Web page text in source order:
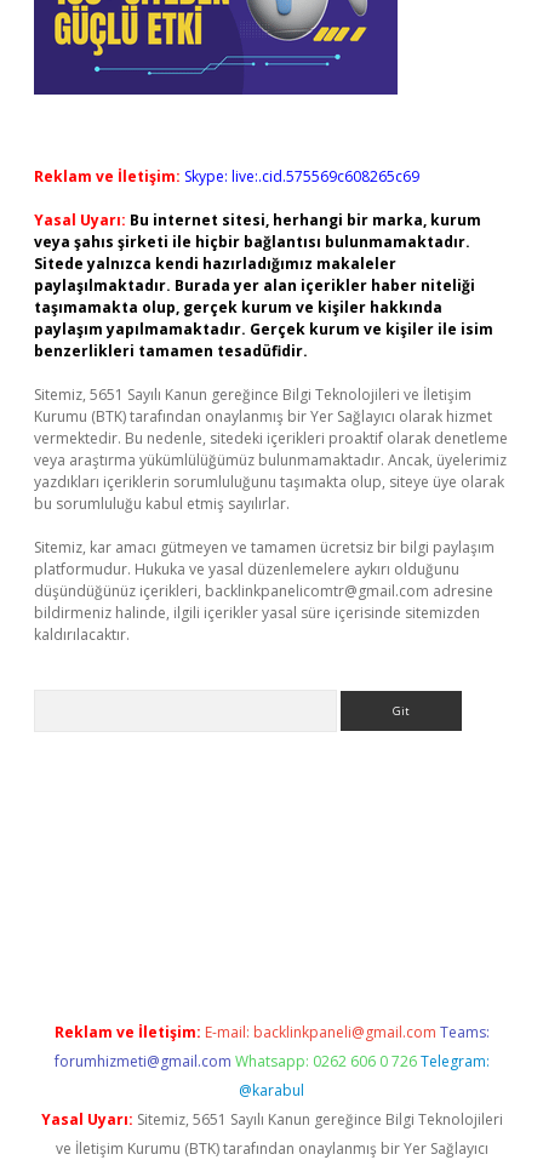
Reklam ve İletişim: Skype: live:.cid.575569c608265c69
Yasal Uyarı: Bu internet sitesi, herhangi bir marka, kurum
veya şahıs şirketi ile hiçbir bağlantısı bulunmamaktadır.
Sitede yalnızca kendi hazırladığımız makaleler
paylaşılmaktadır. Burada yer alan içerikler haber niteliği
taşımamakta olup, gerçek kurum ve kişiler hakkında
paylaşım yapılmamaktadır. Gerçek kurum ve kişiler ile isim
benzerlikleri tamamen tesadüfidir.
Sitemiz, 5651 Sayılı Kanun gereğince Bilgi Teknolojileri ve İletişim
Kurumu (BTK) tarafından onaylanmış bir Yer Sağlayıcı olarak hizmet
vermektedir. Bu nedenle, sitedeki içerikleri proaktif olarak denetleme
veya araştırma yükümlülüğümüz bulunmamaktadır. Ancak, üyelerimiz
yazdıkları içeriklerin sorumluluğunu taşımakta olup, siteye üye olarak
bu sorumluluğu kabul etmiş sayılırlar.
Sitemiz, kar amacı gütmeyen ve tamamen ücretsiz bir bilgi paylaşım
platformudur. Hukuka ve yasal düzenlemelere aykırı olduğunu
düşündüğünüz içerikleri, backlinkpanelicomtr@gmail.com adresine
bildirmeniz halinde, ilgili içerikler yasal süre içerisinde sitemizden
kaldırılacaktır.
Reklam ve İletişim: E-mail: backlinkpaneli@gmail.com Teams:
forumhizmeti@gmail.com Whatsapp: 0262 606 0 726 Telegram:
@karabul
Yasal Uyarı: Sitemiz, 5651 Sayılı Kanun gereğince Bilgi Teknolojileri
ve İletişim Kurumu (BTK) tarafından onaylanmış bir Yer Sağlayıcı